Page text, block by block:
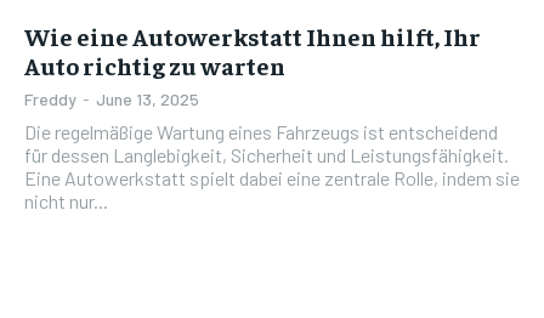
Wie eine Autowerkstatt Ihnen hilft, Ihr
Auto richtig zu warten
Freddy - June 13, 2025
Die regelmäßige Wartung eines Fahrzeugs ist entscheidend
für dessen Langlebigkeit, Sicherheit und Leistungsfähigkeit.
Eine Autowerkstatt spielt dabei eine zentrale Rolle, indem sie
nicht nur...